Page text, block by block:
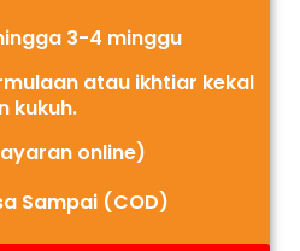
3-4 minggu
atau ikhtiar kekal
kukuh.
online)
Sampai (COD)